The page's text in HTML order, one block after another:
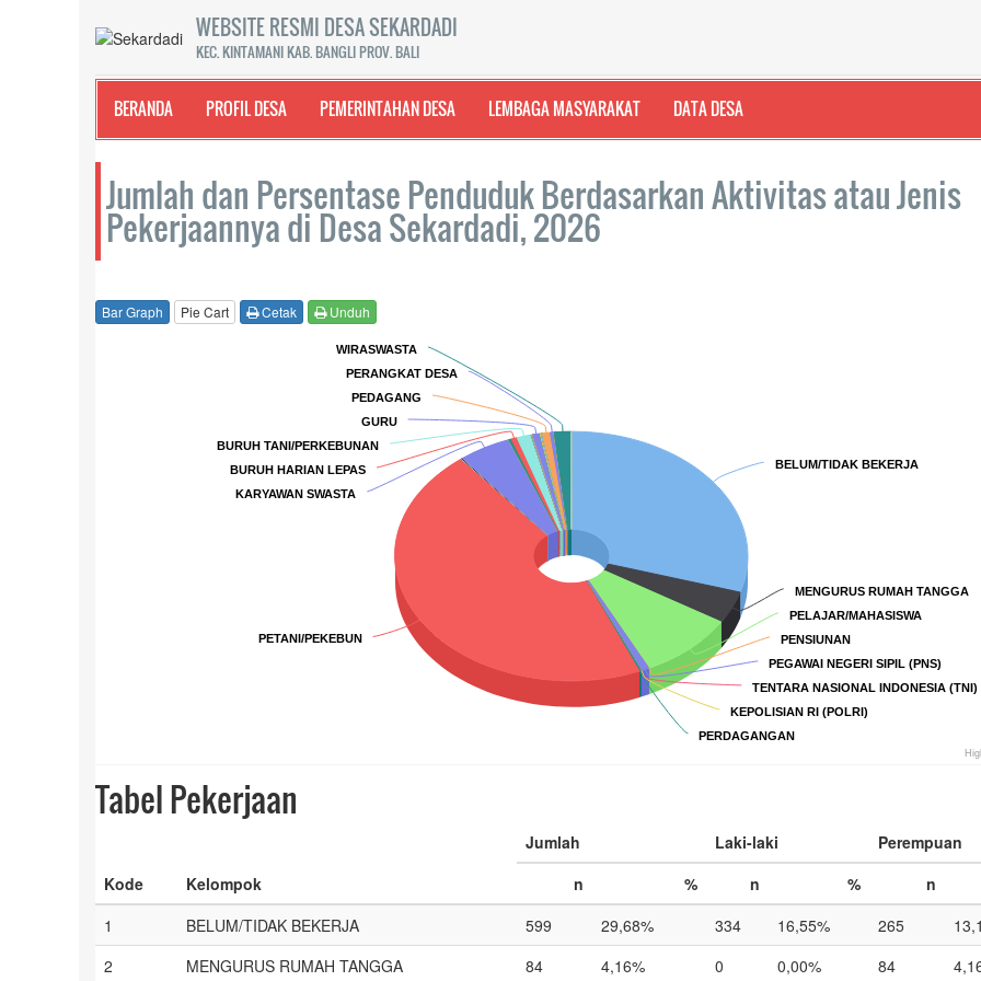
WEBSITE RESMI DESA SEKARDADI
KEC. KINTAMANI KAB. BANGLI PROV. BALI
BERANDA PROFIL DESA PEMERINTAHAN DESA LEMBAGA MASYARAKAT DATA DESA
Jumlah dan Persentase Penduduk Berdasarkan Aktivitas atau Jenis
Pekerjaannya di Desa Sekardadi, 2026
Bar Graph Pie Cart Cetak Unduh
BELUM/TIDAK BEKERJA
BELUM/TIDAK BEKERJA
MENGURUS RUMAH TANGGA
MENGURUS RUMAH TANGGA
PELAJAR/MAHASISWA
PELAJAR/MAHASISWA
PENSIUNAN
PENSIUNAN
PEGAWAI NEGERI SIPIL (PNS)
PEGAWAI NEGERI SIPIL (PNS)
TENTARA NASIONAL INDONESIA (TNI)
TENTARA NASIONAL INDONESIA (TNI)
KEPOLISIAN RI (POLRI)
KEPOLISIAN RI (POLRI)
PERDAGANGAN
PERDAGANGAN
PETANI/PEKEBUN
PETANI/PEKEBUN
KARYAWAN SWASTA
KARYAWAN SWASTA
BURUH HARIAN LEPAS
BURUH HARIAN LEPAS
BURUH TANI/PERKEBUNAN
BURUH TANI/PERKEBUNAN
GURU
GURU
PEDAGANG
PEDAGANG
PERANGKAT DESA
PERANGKAT DESA
WIRASWASTA
WIRASWASTA
Tabel Pekerjaan
Kode Kelompok
Jumlah Laki-laki
Perempuan
n
% n % n
1
BELUM/TIDAK BEKERJA 599 29,68% 334 16,55% 265
2
MENGURUS RUMAH TANGGA 84 4,16% 0 0,00% 84